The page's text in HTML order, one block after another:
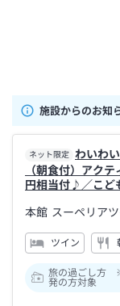
施設からのお知
ネット限定
わいわ
（朝食付）アク
円相当付♪／こど
本館 スーペリア
ツイン
旅の過ごし方
発の方対象